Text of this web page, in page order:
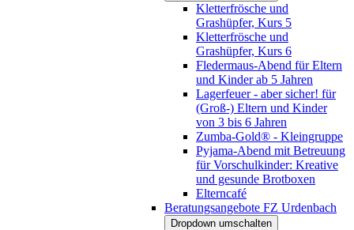
Kletterfrösche und
Grashüpfer, Kurs 5
Kletterfrösche und
Grashüpfer, Kurs 6
Fledermaus-Abend für Eltern
und Kinder ab 5 Jahren
Lagerfeuer - aber sicher! für
(Groß-) Eltern und Kinder
von 3 bis 6 Jahren
Zumba-Gold® - Kleingruppe
Pyjama-Abend mit Betreuung
für Vorschulkinder: Kreative
und gesunde Brotboxen
Elterncafé
Beratungsangebote FZ Urdenbach
Dropdown umschalten